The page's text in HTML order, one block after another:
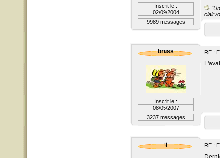
Inscrit le :
02/09/2004
9989 messages
bruss
Inscrit le :
08/05/2007
3237 messages
RE :
tj RE :